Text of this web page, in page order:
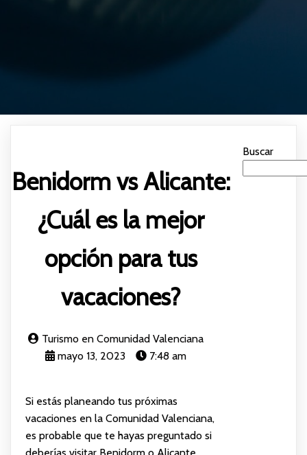
Benidorm vs Alicante:
¿Cuál es la mejor
opción para tus
vacaciones?
Turismo en Comunidad Valenciana
mayo 13, 2023
7:48 am
Si estás planeando tus próximas
vacaciones en la Comunidad Valenciana,
es probable que te hayas preguntado si
deberías visitar Benidorm o Alicante.
Buscar